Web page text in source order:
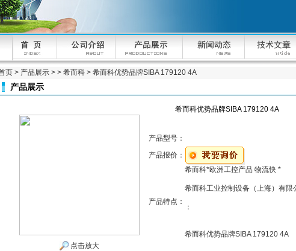
页 > 产品展示 > > 希而科 > 希而科优势品牌SIBA 179120 4A
产品展示
希而科优势品牌SIBA 179120 4A
点击放大
产品型号：
产品报价：
产品特点：
希而科*欧洲工控产品 物流快 *
希而科工业控制设备（上海）有限
：
希而科优势品牌SIBA 179120 4A